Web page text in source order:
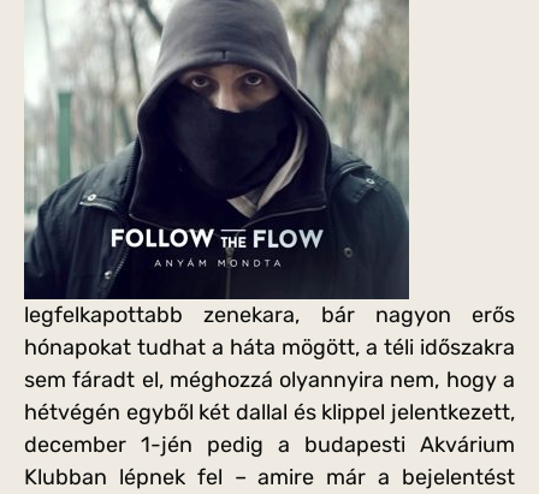
legfelkapottabb zenekara, bár nagyon erős
hónapokat tudhat a háta mögött, a téli időszakra
sem fáradt el, méghozzá olyannyira nem, hogy a
hétvégén egyből két dallal és klippel jelentkezett,
december 1-jén pedig a budapesti Akvárium
Klubban lépnek fel – amire már a bejelentést